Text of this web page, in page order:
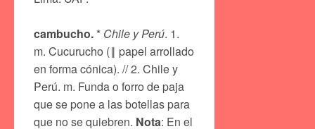
cambucho. * Chile y Perú. 1.
m. Cucurucho (‖ papel arrollado
en forma cónica). // 2. Chile y
Perú. m. Funda o forro de paja
que se pone a las botellas para
que no se quiebren. Nota: En el